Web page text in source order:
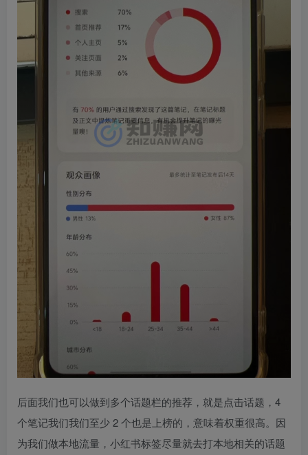
后面我们也可以做到多个话题栏的推荐，就是点击话题，4
个笔记我们我们至少 2 个也是上榜的，意味着权重很高。因
为我们做本地流量，小红书标签尽量就去打本地相关的话题